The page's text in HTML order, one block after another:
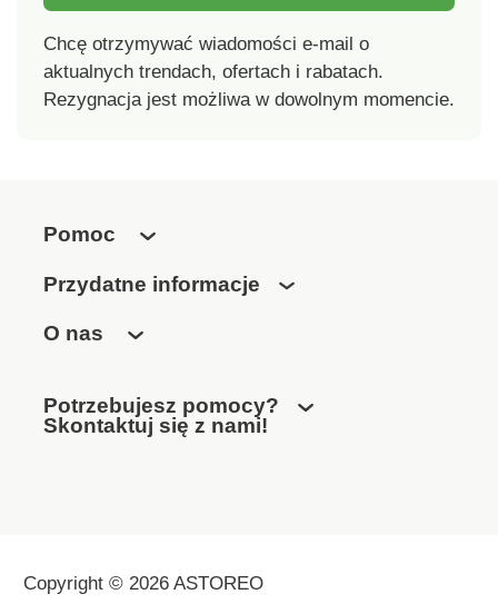
Chcę otrzymywać wiadomości e-mail o
aktualnych trendach, ofertach i rabatach.
Rezygnacja jest możliwa w dowolnym momencie.
Pomoc
Przydatne informacje
O nas
Potrzebujesz pomocy?
Skontaktuj się z nami!
Copyright © 2026 ASTOREO